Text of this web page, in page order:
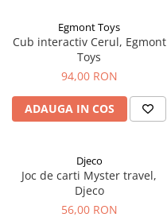
Egmont Toys
Cub interactiv Cerul, Egmont
Toys
94,00 RON
ADAUGA IN COS
Djeco
Joc de carti Myster travel,
Djeco
56,00 RON